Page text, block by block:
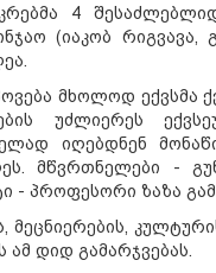
4
(იაკობ რიგვავა,
მხოლოდ ექვსმა
უძლიერეს
იღებდნენ
მწვრთნელები -
- პროფესორი ზაზა
დიდ გამარჯვებას.